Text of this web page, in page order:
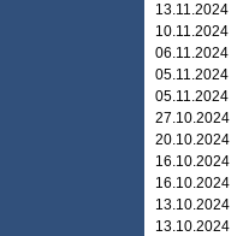
13.11.2024
10.11.2024
06.11.2024
05.11.2024
05.11.2024
27.10.2024
20.10.2024
16.10.2024
16.10.2024
13.10.2024
13.10.2024